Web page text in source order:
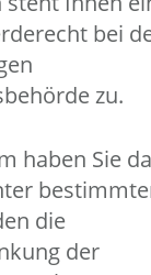
bei
zu.
haben Sie
die
der